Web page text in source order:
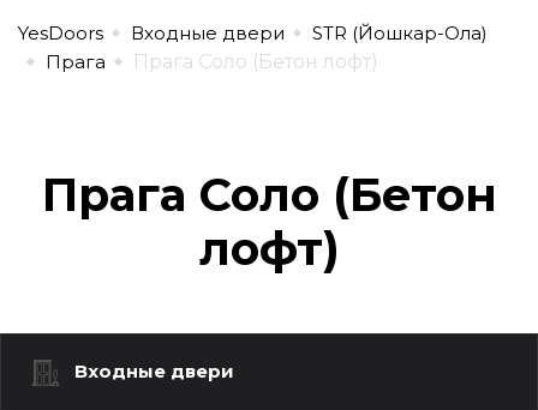
YesDoors Входные двери
STR (Йошкар-Ола)
Прага
Прага Соло (Бетон лофт)
Прага Соло (Бетон
лофт)
Входные двери